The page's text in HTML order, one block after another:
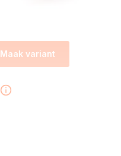
Maak variant